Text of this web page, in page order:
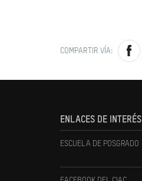
COMPARTIR VÍA:
ENLACES DE INTERÉS
ESCUELA DE POSGRADO